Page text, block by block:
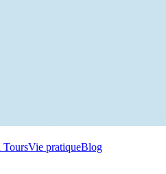
ToursVie pratiqueBlog